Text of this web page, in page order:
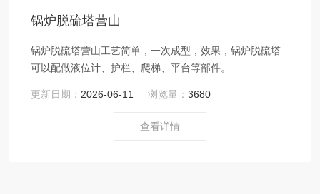
锅炉脱硫塔营山
锅炉脱硫塔营山工艺简单，一次成型，效果，锅炉脱硫塔
可以配做液位计、护栏、爬梯、平台等部件。
更新日期： 2026-06-11 浏览量：3680
查看详情